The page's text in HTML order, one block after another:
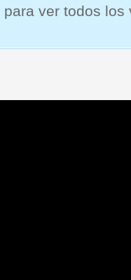
para ver todos los